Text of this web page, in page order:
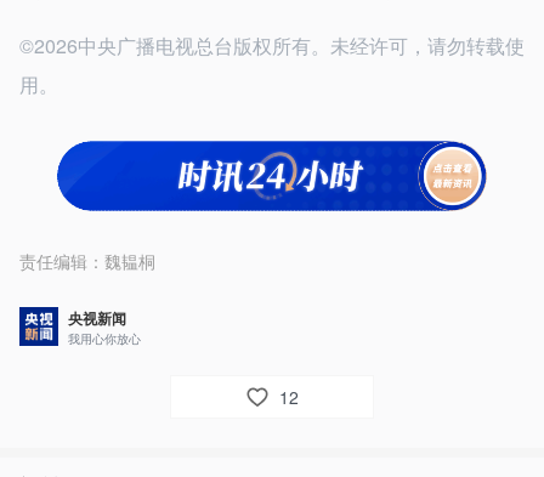
©2026中央广播电视总台版权所有。未经许可，请勿转载使
用。
责任编辑： 魏韫桐
央视新闻
我用心你放心
12